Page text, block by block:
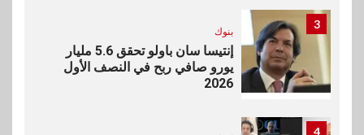
3
بنوك
إنتيسا سان باولو تحقق 5.6 مليار
يورو صافي ربح في النصف الأول
2026
4